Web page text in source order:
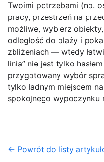
Twoimi potrzebami (np.
pracy, przestrzeń na
możliwe, wybierz
odległość do plaży i
zbliżeniach — wtedy
linia” nie jest tylko
przygotowany wybór
tylko ładnym miejscem
spokojnego wypoczynku
← Powrót do listy